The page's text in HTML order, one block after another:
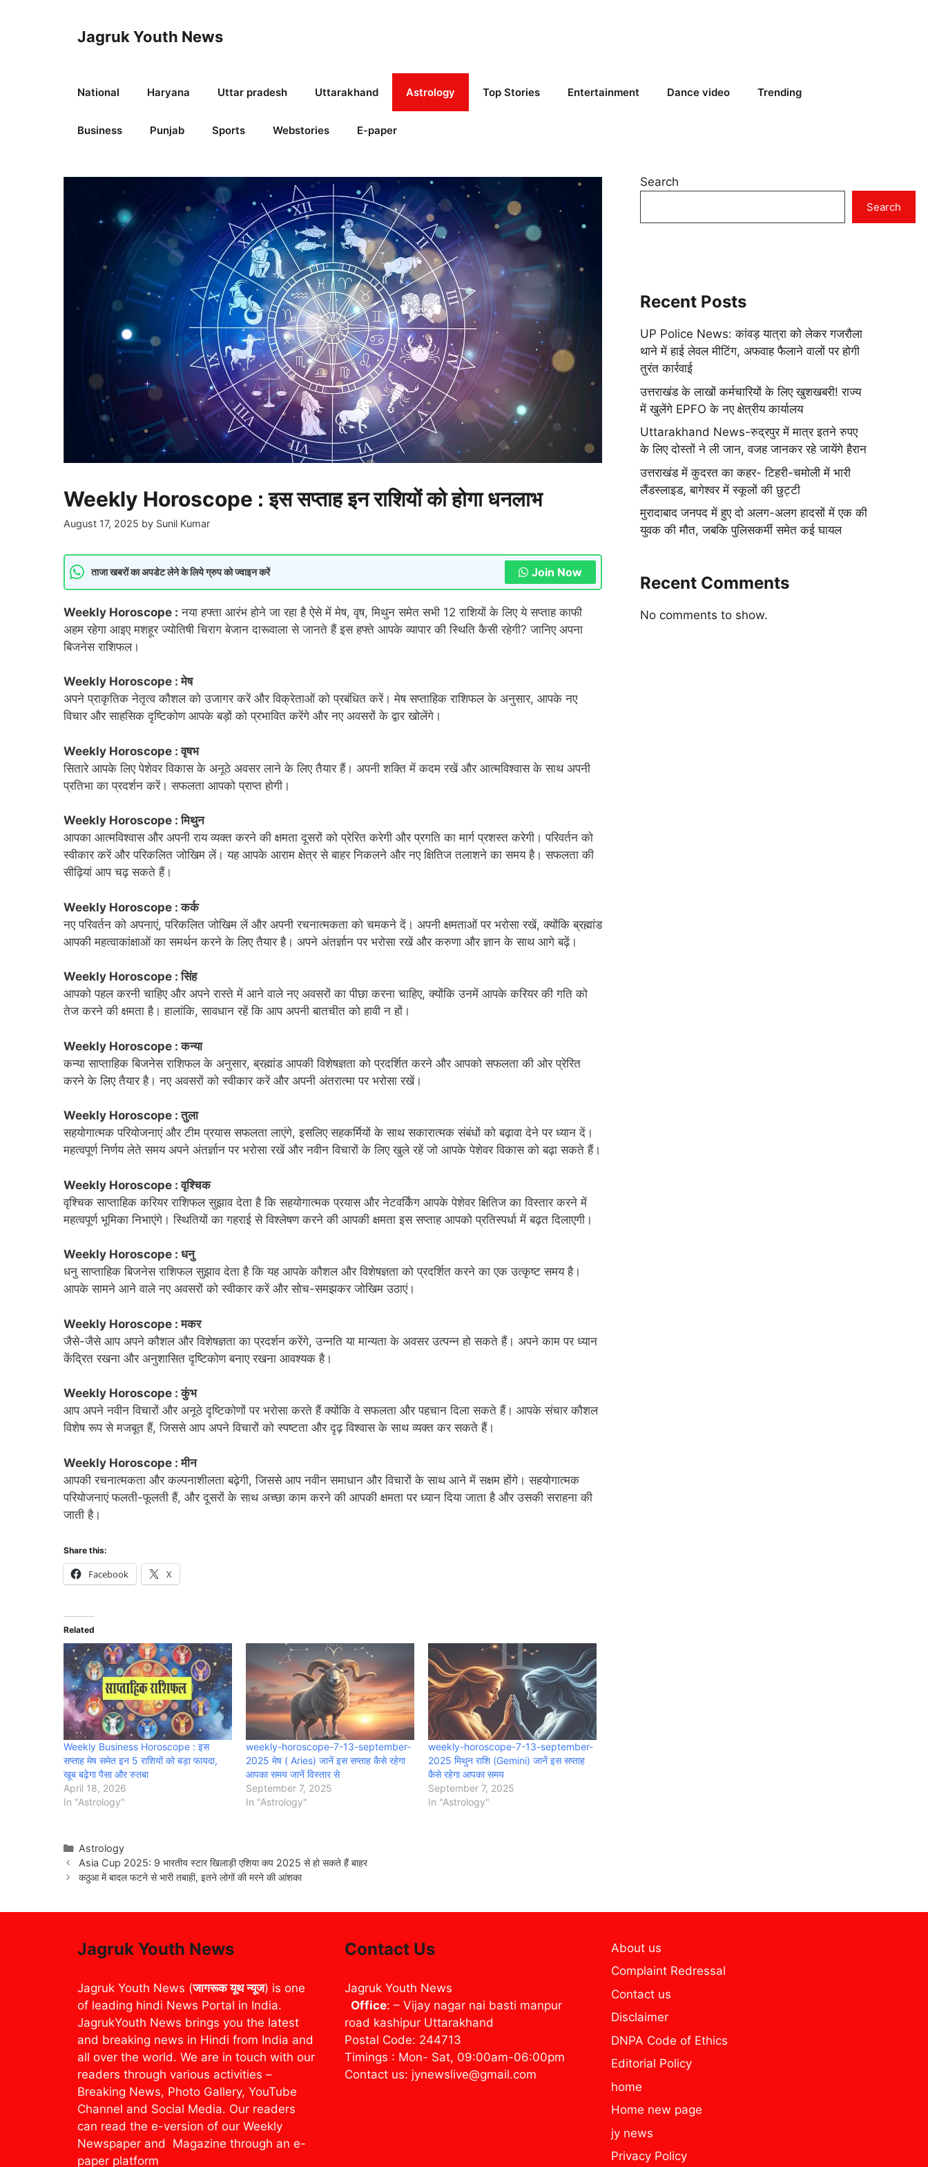
Jagruk Youth News
National Haryana Uttar pradesh Uttarakhand Astrology Top Stories Entertainment Dance video Trending
Business Punjab Sports Webstories E-paper
Weekly Horoscope : इस सप्ताह इन राशियों को होगा धनलाभ
August 17, 2025 by Sunil Kumar
ताजा खबरों का अपडेट लेने के लिये ग्रुप को ज्वाइन करें Join Now
Weekly Horoscope : नया हफ्ता आरंभ होने जा रहा है ऐसे में मेष, वृष, मिथुन समेत सभी 12 राशियों के लिए ये सप्ताह काफी
अहम रहेगा आइए मशहूर ज्योतिषी चिराग बेजान दारूवाला से जानते हैं इस हफ्ते आपके व्यापार की स्थिति कैसी रहेगी? जानिए अपना
बिजनेस राशिफल।
Weekly Horoscope : मेष
अपने प्राकृतिक नेतृत्व कौशल को उजागर करें और विक्रेताओं को प्रबंधित करें। मेष सप्ताहिक राशिफल के अनुसार, आपके नए
विचार और साहसिक दृष्टिकोण आपके बड़ों को प्रभावित करेंगे और नए अवसरों के द्वार खोलेंगे।
Weekly Horoscope : वृषभ
सितारे आपके लिए पेशेवर विकास के अनूठे अवसर लाने के लिए तैयार हैं। अपनी शक्ति में कदम रखें और आत्मविश्वास के साथ अपनी
प्रतिभा का प्रदर्शन करें। सफलता आपको प्राप्त होगी।
Weekly Horoscope : मिथुन
आपका आत्मविश्वास और अपनी राय व्यक्त करने की क्षमता दूसरों को प्रेरित करेगी और प्रगति का मार्ग प्रशस्त करेगी। परिवर्तन को
स्वीकार करें और परिकलित जोखिम लें। यह आपके आराम क्षेत्र से बाहर निकलने और नए क्षितिज तलाशने का समय है। सफलता की
सीढ़ियां आप चढ़ सकते हैं।
Weekly Horoscope : कर्क
नए परिवर्तन को अपनाएं, परिकलित जोखिम लें और अपनी रचनात्मकता को चमकने दें। अपनी क्षमताओं पर भरोसा रखें, क्योंकि ब्रह्मांड
आपकी महत्वाकांक्षाओं का समर्थन करने के लिए तैयार है। अपने अंतर्ज्ञान पर भरोसा रखें और करुणा और ज्ञान के साथ आगे बढ़ें।
Weekly Horoscope : सिंह
आपको पहल करनी चाहिए और अपने रास्ते में आने वाले नए अवसरों का पीछा करना चाहिए, क्योंकि उनमें आपके करियर की गति को
तेज करने की क्षमता है। हालांकि, सावधान रहें कि आप अपनी बातचीत को हावी न हों।
Weekly Horoscope : कन्या
कन्या साप्ताहिक बिजनेस राशिफल के अनुसार, ब्रह्मांड आपकी विशेषज्ञता को प्रदर्शित करने और आपको सफलता की ओर प्रेरित
करने के लिए तैयार है। नए अवसरों को स्वीकार करें और अपनी अंतरात्मा पर भरोसा रखें।
Weekly Horoscope : तुला
सहयोगात्मक परियोजनाएं और टीम प्रयास सफलता लाएंगे, इसलिए सहकर्मियों के साथ सकारात्मक संबंधों को बढ़ावा देने पर ध्यान दें।
महत्वपूर्ण निर्णय लेते समय अपने अंतर्ज्ञान पर भरोसा रखें और नवीन विचारों के लिए खुले रहें जो आपके पेशेवर विकास को बढ़ा सकते हैं।
Weekly Horoscope : वृश्चिक
वृश्चिक साप्ताहिक करियर राशिफल सुझाव देता है कि सहयोगात्मक प्रयास और नेटवर्किंग आपके पेशेवर क्षितिज का विस्तार करने में
महत्वपूर्ण भूमिका निभाएंगे। स्थितियों का गहराई से विश्लेषण करने की आपकी क्षमता इस सप्ताह आपको प्रतिस्पर्धा में बढ़त दिलाएगी।
Weekly Horoscope : धनु
धनु साप्ताहिक बिजनेस राशिफल सुझाव देता है कि यह आपके कौशल और विशेषज्ञता को प्रदर्शित करने का एक उत्कृष्ट समय है।
आपके सामने आने वाले नए अवसरों को स्वीकार करें और सोच-समझकर जोखिम उठाएं।
Weekly Horoscope : मकर
जैसे-जैसे आप अपने कौशल और विशेषज्ञता का प्रदर्शन करेंगे, उन्नति या मान्यता के अवसर उत्पन्न हो सकते हैं। अपने काम पर ध्यान
केंद्रित रखना और अनुशासित दृष्टिकोण बनाए रखना आवश्यक है।
Weekly Horoscope : कुंभ
आप अपने नवीन विचारों और अनूठे दृष्टिकोणों पर भरोसा करते हैं क्योंकि वे सफलता और पहचान दिला सकते हैं। आपके संचार कौशल
विशेष रूप से मजबूत हैं, जिससे आप अपने विचारों को स्पष्टता और दृढ़ विश्वास के साथ व्यक्त कर सकते हैं।
Weekly Horoscope : मीन
आपकी रचनात्मकता और कल्पनाशीलता बढ़ेगी, जिससे आप नवीन समाधान और विचारों के साथ आने में सक्षम होंगे। सहयोगात्मक
परियोजनाएं फलती-फूलती हैं, और दूसरों के साथ अच्छा काम करने की आपकी क्षमता पर ध्यान दिया जाता है और उसकी सराहना की
जाती है।
Share this:
Facebook X
Related
Weekly Business Horoscope : इस
सप्ताह मेष समेत इन 5 राशियों को बड़ा फायदा,
खूब बढ़ेगा पैसा और रुतबा
April 18, 2026
In "Astrology"
weekly-horoscope-7-13-september-
2025 मेष ( Aries) जानें इस सप्ताह कैसे रहेगा
आपका समय जानें विस्तार से
September 7, 2025
In "Astrology"
weekly-horoscope-7-13-september-
2025 मिथुन राशि (Gemini) जानें इस सप्ताह
कैसे रहेगा आपका समय
September 7, 2025
In "Astrology"
Categories
Astrology
Asia Cup 2025: 9 भारतीय स्टार खिलाड़ी एशिया कप 2025 से हो सकते हैं बाहर
कठुआ में बादल फटने से भारी तबाही, इतने लोगों की मरने की आंशका
Search
Search
Recent Posts
UP Police News: कांवड़ यात्रा को लेकर गजरौला
थाने में हाई लेवल मीटिंग, अफवाह फैलाने वालों पर होगी
तुरंत कार्रवाई
उत्तराखंड के लाखों कर्मचारियों के लिए खुशखबरी! राज्य
में खुलेंगे EPFO के नए क्षेत्रीय कार्यालय
Uttarakhand News-रुद्रपुर में मात्र इतने रुपए
के लिए दोस्तों ने ली जान, वजह जानकर रहे जायेंगे हैरान
उत्तराखंड में कुदरत का कहर- टिहरी-चमोली में भारी
लैंडस्लाइड, बागेश्वर में स्कूलों की छुट्टी
मुरादाबाद जनपद में हुए दो अलग-अलग हादसों में एक की
युवक की मौत, जबकि पुलिसकर्मी समेत कई घायल
Recent Comments
No comments to show.
Jagruk Youth News
Jagruk Youth News (जागरूक यूथ न्यूज) is one
of leading hindi News Portal in India.
JagrukYouth News brings you the latest
and breaking news in Hindi from India and
all over the world. We are in touch with our
readers through various activities –
Breaking News, Photo Gallery, YouTube
Channel and Social Media. Our readers
can read the e-version of our Weekly
Newspaper and Magazine through an e-
paper platform
Contact Us
Jagruk Youth News
Office: – Vijay nagar nai basti manpur
road kashipur Uttarakhand
Postal Code: 244713
Timings : Mon- Sat, 09:00am-06:00pm
Contact us: jynewslive@gmail.com
About us
Complaint Redressal
Contact us
Disclaimer
DNPA Code of Ethics
Editorial Policy
home
Home new page
jy news
Privacy Policy